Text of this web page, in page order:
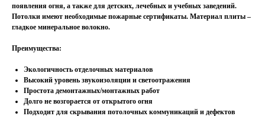
появления огня, а также для детских, лечебных и учебных заведений.
Потолки имеют необходимые пожарные сертификаты. Материал плиты –
гладкое минеральное волокно.
Преимущества:
Экологичность отделочных материалов
Высокий уровень звукоизоляции и светоотражения
Простота демонтажных/монтажных работ
Долго не возгорается от открытого огня
Подходит для скрывания потолочных коммуникаций и дефектов